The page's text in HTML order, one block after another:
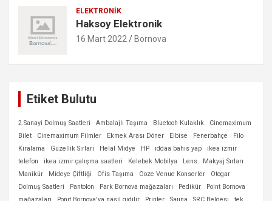
ELEKTRONIK
Haksoy Elektronik
16 Mart 2022 Bornova
Etiket Bulutu
2.Sanayi Dolmuş Saatleri Ambalajlı Taşıma Bluetooh Kulaklık
Cinemaximum
Bilet
Cinemaximum Filmler Ekmek Arası Döner Elbise Fenerbahçe
Filo
Kiralama
Güzellik Sırları Helal Midye HP iddaa bahis yap
ikea izmir
telefon
ikea izmir çalışma saatleri Kelebek Mobilya Lens
Makyaj Sırları
Manikür
Mideye Çiftliği Ofis Taşıma Ooze Venue Konserler
Otogar
Dolmuş Saatleri
Pantolon Park Bornova mağazaları Pedikür
Point Bornova